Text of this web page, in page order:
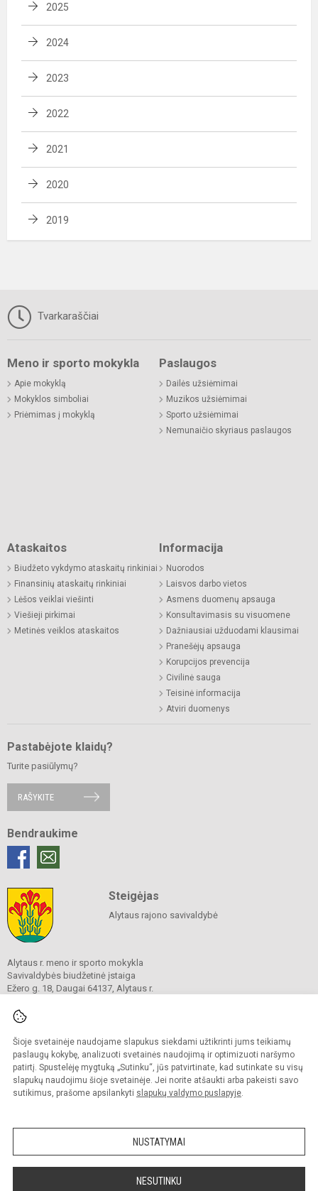
Šioje svetainėje naudojame slapukus siekdami užtikrinti jums teikiamų
paslaugų kokybę, analizuoti svetainės naudojimą ir optimizuoti naršymo
patirtį. Spustelėję mygtuką „Sutinku“, jūs patvirtinate, kad sutinkate su visų
slapukų naudojimu šioje svetainėje. Jei norite atšaukti arba pakeisti savo
sutikimus, prašome apsilankyti slapukų valdymo puslapyje.
NUSTATYMAI
NESUTINKU
2025
2024
2023
2022
2021
2020
2019
Tvarkaraščiai
Meno ir sporto mokykla
Apie mokyklą
Mokyklos simboliai
Priėmimas į mokyklą
Paslaugos
Dailės užsiėmimai
Muzikos užsiėmimai
Sporto užsiėmimai
Nemunaičio skyriaus paslaugos
Ataskaitos
Biudžeto vykdymo ataskaitų rinkiniai
Finansinių ataskaitų rinkiniai
Lėšos veiklai viešinti
Viešieji pirkimai
Metinės veiklos ataskaitos
Informacija
Nuorodos
Laisvos darbo vietos
Asmens duomenų apsauga
Konsultavimasis su visuomene
Dažniausiai užduodami klausimai
Pranešėjų apsauga
Korupcijos prevencija
Civilinė sauga
Teisinė informacija
Atviri duomenys
Pastabėjote klaidų?
Turite pasiūlymų?
RAŠYKITE
Bendraukime
Steigėjas
Alytaus rajono savivaldybė
Alytaus r. meno ir sporto mokykla
Savivaldybės biudžetinė įstaiga
Ežero g. 18, Daugai 64137, Alytaus r.
El. p. info
Duomenys kaupiami ir saugomi
Juridinių asmenų registre
Įmonės kodas 190247688
Kopijuoti turinį be raštiško mokyklos sutikimo griežtai draudžiama.
Prieinamumo paraiška Slapukų valdymas
Sumanus būdas atnaujinti